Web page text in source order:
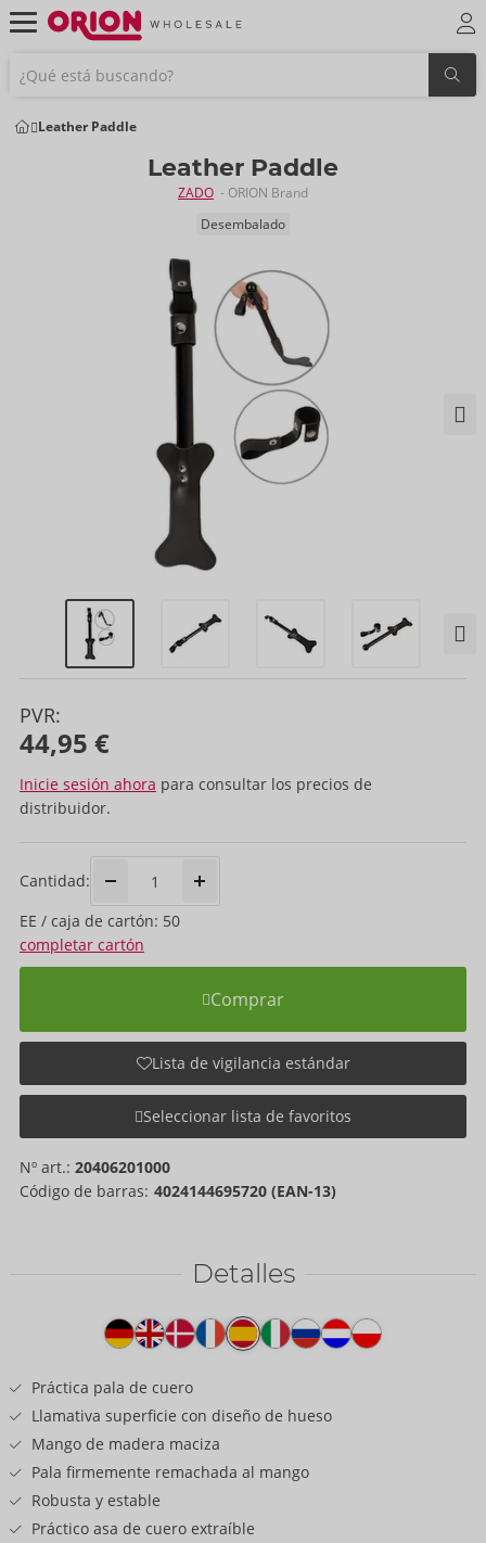
Leather Paddle
Leather Paddle
ZADO - ORION Brand
Desembalado
PVR:
44,95 €
Inicie sesión ahora para consultar los precios de
distribuidor.
Cantidad:
EE / caja de cartón: 50
completar cartón
Comprar
Lista de vigilancia estándar
Seleccionar lista de favoritos
Nº art.: 20406201000
Código de barras: 4024144695720 (EAN-13)
Detalles
producto
Práctica pala de cuero
Llamativa superficie con diseño de hueso
Mango de madera maciza
Pala firmemente remachada al mango
Robusta y estable
Práctico asa de cuero extraíble